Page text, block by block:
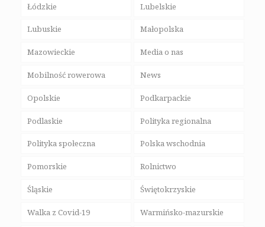
Łódzkie Lubelskie
Lubuskie Małopolska
Mazowieckie Media o nas
Mobilność rowerowa News
Opolskie Podkarpackie
Podlaskie Polityka regionalna
Polityka społeczna Polska wschodnia
Pomorskie Rolnictwo
Śląskie Świętokrzyskie
Walka z Covid-19 Warmińsko-mazurskie